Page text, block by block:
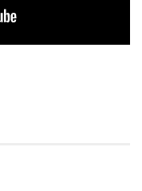
больница №4